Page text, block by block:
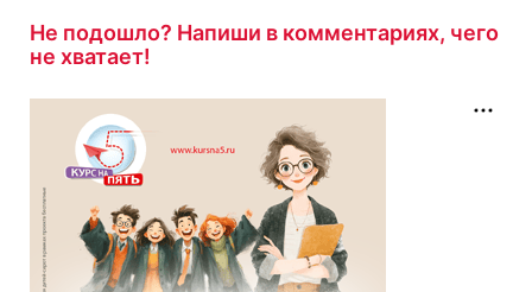
Не подошло? Напиши в комментариях, чего
не хватает!